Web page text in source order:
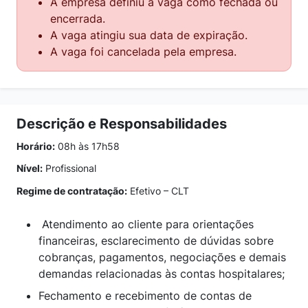
encerrada.
A vaga atingiu sua data de expiração.
A vaga foi cancelada pela empresa.
Descrição e Responsabilidades
Horário: 08h às 17h58
Nível: Profissional
Regime de contratação: Efetivo – CLT
Atendimento ao cliente para orientações
financeiras, esclarecimento de dúvidas sobre
cobranças, pagamentos, negociações e demais
demandas relacionadas às contas hospitalares;
Fechamento e recebimento de contas de